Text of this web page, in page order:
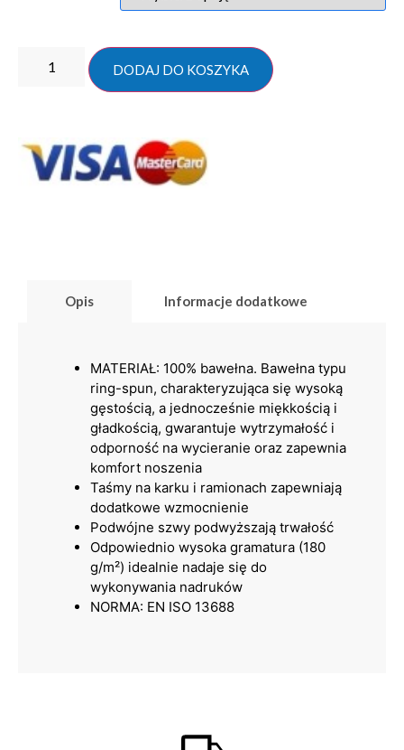
DODAJ DO KOSZYKA
Opis Informacje dodatkowe
MATERIAŁ: 100% bawełna. Bawełna typu
ring-spun, charakteryzująca się wysoką
gęstością, a jednocześnie miękkością i
gładkością, gwarantuje wytrzymałość i
odporność na wycieranie oraz zapewnia
komfort noszenia
Taśmy na karku i ramionach zapewniają
dodatkowe wzmocnienie
Podwójne szwy podwyższają trwałość
Odpowiednio wysoka gramatura (180
g/m²) idealnie nadaje się do
wykonywania nadruków
NORMA: EN ISO 13688